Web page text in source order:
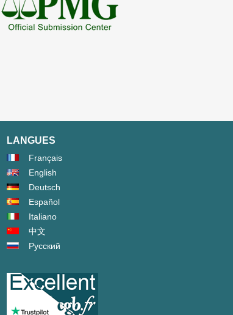
LANGUES
Français
English
Deutsch
Español
Italiano
中文
Русский